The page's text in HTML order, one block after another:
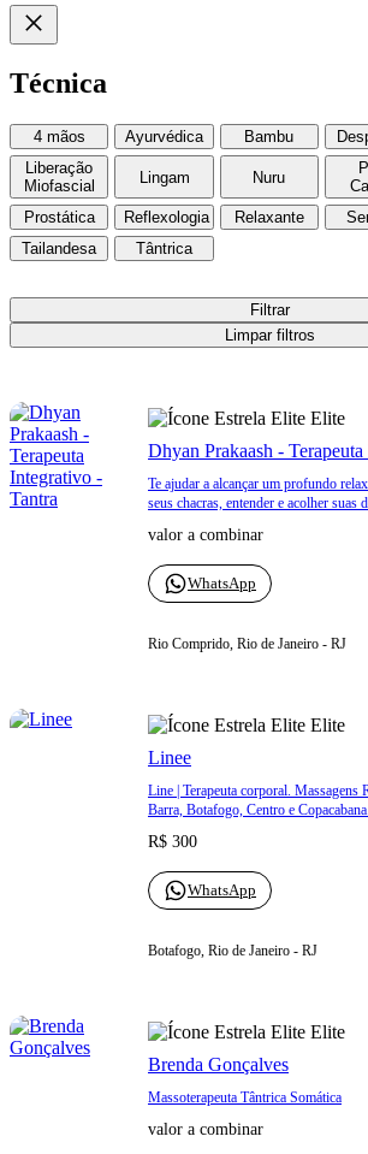
Técnica
4 mãos Ayurvédica Bambu
Liberação
Miofascial
Lingam Nuru
Prostática
Reflexologia Relaxante
Tailandesa
Tântrica
Filtrar
Limpar filtros
Elite
Dhyan Prakaash -
Te ajudar a alcançar um profundo
seus chacras, entender e acolher suas
valor a combinar
WhatsApp
Rio Comprido, Rio de Janeiro - RJ
Elite
Linee
Line | Terapeuta corporal. Massagens
Barra, Botafogo, Centro e
R$ 300
WhatsApp
Botafogo, Rio de Janeiro - RJ
Elite
Brenda Gonçalves
Massoterapeuta Tântrica Somática
valor a combinar